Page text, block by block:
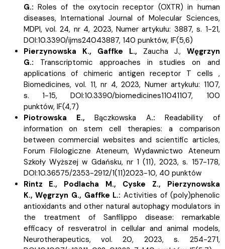
G.: Roles of the oxytocin receptor (OXTR) in human
diseases, International Journal of Molecular Sciences,
MDPI, vol. 24, nr 4, 2023, Numer artykułu: 3887, s. 1-21,
DOI:10.3390/ijms24043887, 140 punktów, IF(5,6)
Pierzynowska K.,
Gaffke L., Zaucha J.,
Węgrzyn
G.:
Transcriptomic approaches in studies on and
applications of chimeric antigen receptor T cells ,
Biomedicines, vol. 11, nr 4, 2023, Numer artykułu: 1107,
s.
1-15, DOI:10.3390/biomedicines11041107, 100
punktów, IF(4,7)
Piotrowska E.,
Bączkowska A.:
Readability of
information on stem cell therapies: a comparison
between commercial websites and scientific articles,
Forum Filologiczne Ateneum, Wydawnictwo Ateneum
Szkoły Wyższej w Gdańsku, nr 1 (11), 2023, s. 157-178,
DOI:10.36575/2353-2912/1(11)2023-10, 40 punktów
Rintz E.,
Podlacha M., Cyske Z.,
Pierzynowska
K., Węgrzyn G., Gaffke L.: Activities of (poly)phenolic
antioxidants and other natural autophagy modulators in
the treatment of Sanfilippo disease: remarkable
efficacy of resveratrol in cellular and animal models,
Neurotherapeutics, vol. 20, 2023, s.
254-271,